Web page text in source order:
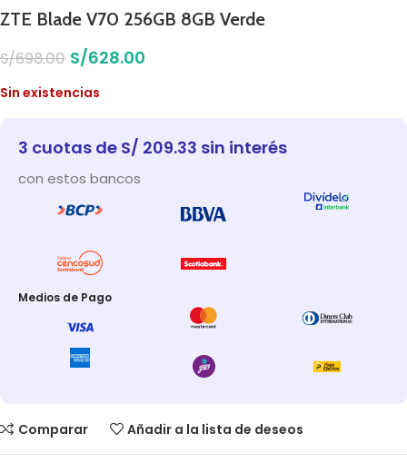
ZTE Blade V70 256GB 8GB Verde
S/698.00 S/628.00
Sin existencias
3 cuotas de S/ 209.33 sin interés
con estos bancos
Medios de Pago
Comparar Añadir a la lista de deseos